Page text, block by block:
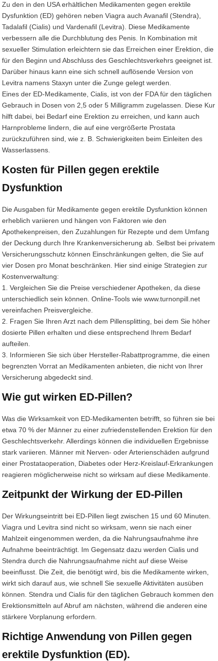
Zu den in den USA erhältlichen Medikamenten gegen erektile
Dysfunktion (ED) gehören neben Viagra auch Avanafil (Stendra),
Tadalafil (Cialis) und Vardenafil (Levitra). Diese Medikamente
verbessern alle die Durchblutung des Penis. In Kombination mit
sexueller Stimulation erleichtern sie das Erreichen einer Erektion, die
für den Beginn und Abschluss des Geschlechtsverkehrs geeignet ist.
Darüber hinaus kann eine sich schnell auflösende Version von
Levitra namens Staxyn unter die Zunge gelegt werden.
Eines der ED-Medikamente, Cialis, ist von der FDA für den täglichen
Gebrauch in Dosen von 2,5 oder 5 Milligramm zugelassen. Diese Kur
hilft dabei, bei Bedarf eine Erektion zu erreichen, und kann auch
Harnprobleme lindern, die auf eine vergrößerte Prostata
zurückzuführen sind, wie z. B. Schwierigkeiten beim Einleiten des
Wasserlassens.
Kosten für Pillen gegen erektile
Dysfunktion
Die Ausgaben für Medikamente gegen erektile Dysfunktion können
erheblich variieren und hängen von Faktoren wie den
Apothekenpreisen, den Zuzahlungen für Rezepte und dem Umfang
der Deckung durch Ihre Krankenversicherung ab. Selbst bei privatem
Versicherungsschutz können Einschränkungen gelten, die Sie auf
vier Dosen pro Monat beschränken. Hier sind einige Strategien zur
Kostenverwaltung:
1. Vergleichen Sie die Preise verschiedener Apotheken, da diese
unterschiedlich sein können. Online-Tools wie www.turnonpill.net
vereinfachen Preisvergleiche.
2. Fragen Sie Ihren Arzt nach dem Pillensplitting, bei dem Sie höher
dosierte Pillen erhalten und diese entsprechend Ihrem Bedarf
aufteilen.
3. Informieren Sie sich über Hersteller-Rabattprogramme, die einen
begrenzten Vorrat an Medikamenten anbieten, die nicht von Ihrer
Versicherung abgedeckt sind.
Wie gut wirken ED-Pillen?
Was die Wirksamkeit von ED-Medikamenten betrifft, so führen sie bei
etwa 70 % der Männer zu einer zufriedenstellenden Erektion für den
Geschlechtsverkehr. Allerdings können die individuellen Ergebnisse
stark variieren. Männer mit Nerven- oder Arterienschäden aufgrund
einer Prostataoperation, Diabetes oder Herz-Kreislauf-Erkrankungen
reagieren möglicherweise nicht so wirksam auf diese Medikamente.
Zeitpunkt der Wirkung der ED-Pillen
Der Wirkungseintritt bei ED-Pillen liegt zwischen 15 und 60 Minuten.
Viagra und Levitra sind nicht so wirksam, wenn sie nach einer
Mahlzeit eingenommen werden, da die Nahrungsaufnahme ihre
Aufnahme beeinträchtigt. Im Gegensatz dazu werden Cialis und
Stendra durch die Nahrungsaufnahme nicht auf diese Weise
beeinflusst. Die Zeit, die benötigt wird, bis die Medikamente wirken,
wirkt sich darauf aus, wie schnell Sie sexuelle Aktivitäten ausüben
können. Stendra und Cialis für den täglichen Gebrauch kommen den
Erektionsmitteln auf Abruf am nächsten, während die anderen eine
stärkere Vorplanung erfordern.
Richtige Anwendung von Pillen gegen
erektile Dysfunktion (ED).